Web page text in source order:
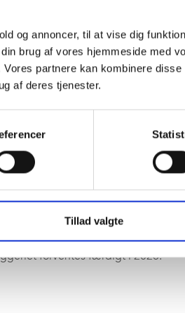
og annoncer, til at vise dig
brug af vores hjemmeside med
partnere kan kombinere
af deres tjenester.
Tillad valgte
. 1. SPADESTIK
den 6. oktober 2025 tog vi
ved Engmosevej.
af Solrød Kommunes nye
fra Vuggestuen Solstrålen og
Emil Blücher og
contractor er totalentreprenør på
for 84 børn fordelt på syv
lyse, åbne rum og inspirerende
forventes færdigt i 2026.